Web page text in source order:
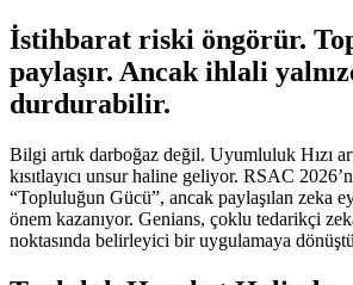
İstihbarat riski öngörür.
paylaşır. Ancak ihlali
durdurabilir.
Bilgi artık darboğaz değil. Uyumluluk Hızı
kısıtlayıcı unsur haline geliyor. RSAC
“Topluluğun Gücü”, ancak paylaşılan zeka
önem kazanıyor. Genians, çoklu tedarikçi
noktasında belirleyici bir uygulamaya